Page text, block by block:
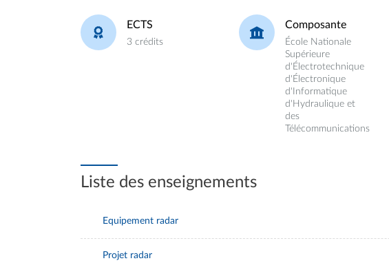
ECTS
3 crédits
Composante
École Nationale
Supérieure
d'Électrotechnique
d'Électronique
d'Informatique
d'Hydraulique et
des
Télécommunications
Liste des enseignements
Equipement radar
Projet radar